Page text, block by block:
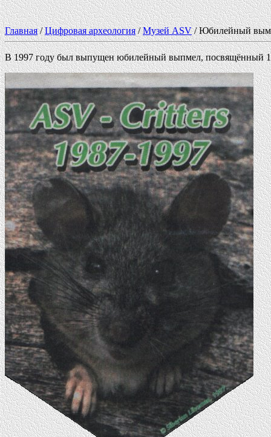
Главная/Цифровая археология/Музей ASV/ Юбилейный
В 1997 году был выпущен юбилейный выпмел, посвящённый